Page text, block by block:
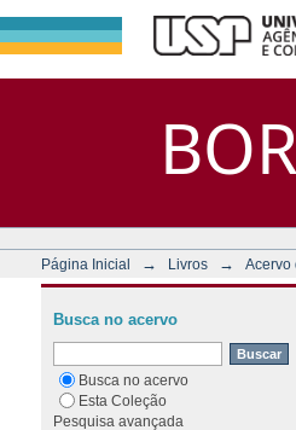
Página Inicial → Livros → Acervo
Busca no acervo
Busca no acervo
Esta Coleção
Pesquisa avançada